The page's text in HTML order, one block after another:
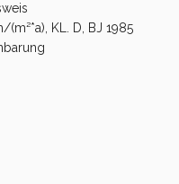
KL. D, BJ 1985